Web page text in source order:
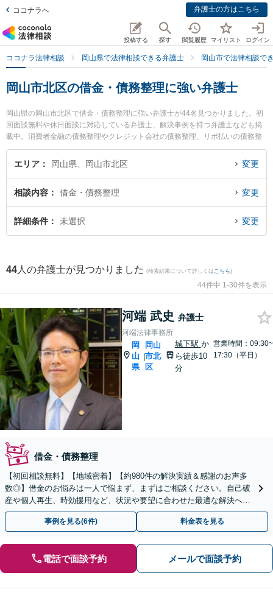
ココナラへ 弁護士の方はこちら
投稿する 探す 閲覧履歴 マイリスト ログイン
ココナラ法律相談 岡山県で法律相談できる弁護士 岡山市で法律相談で
岡山市北区の借金・債務整理に強い弁護士
岡山県の岡山市北区で借金・債務整理に強い弁護士が44名見つかりました。初
回面談無料や休日面談に対応している弁護士、解決事例を持つ弁護士なども掲
載中。消費者金融の債務整理やクレジット会社の債務整理、リボ払いの債務整
理等の細かな分野での絞り込み検索もでき便利です。特に河端法律事務所の河
端 武史弁護士やすずかけ法律事務所の片山 雄太弁護士、葵綜合法律事務所の小
に弁護士に相談したい』『借金・債務整理のトラブル解決の実績豊富な近くの
弁護士を検索したい』『初回相談無料で借金・債務整理を法律相談できる岡山
市北区内の弁護士に相談予約したい』などでお困りの相談者さんにおすすめで
エリア 岡山県、岡山市北区 変更
相談内容 借金・債務整理 変更
詳細条件 未選択 変更
44 人の弁護士が見つかりました (検索結果について詳しくは こちら)
44件中 1-30件を表示
河端 武史 弁護士
河端法律事務所
岡
山
県
|
岡山
市北
区
城下駅 か
ら徒歩10
分
営業時間：09:30~
17:30（平日）
借金・債務整理
【初回相談無料】【地域密着】【約980件の解決実績＆感謝のお声多
数◎】借金のお悩みは一人で悩まず、まずはご相談ください。自己破
産や個人再生、時効援用など、状況や要望に合わせた最適な解決へ！
【ギャンブルや浪費での借金も】駐車場有／完全個室
事例を見る(6件) 料金表を見る
電話で面談予約 メールで面談予約